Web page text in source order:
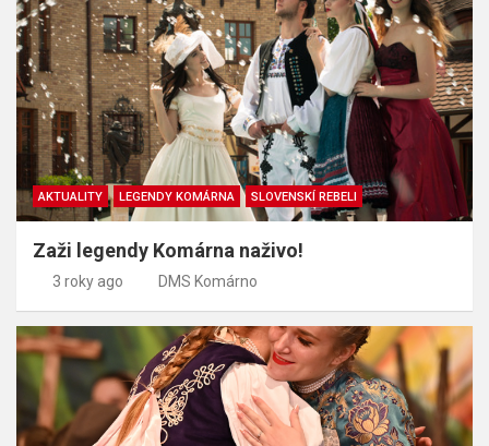
AKTUALITY LEGENDY KOMÁRNA SLOVENSKÍ REBELI
Zaži legendy Komárna naživo!
3 roky ago DMS Komárno